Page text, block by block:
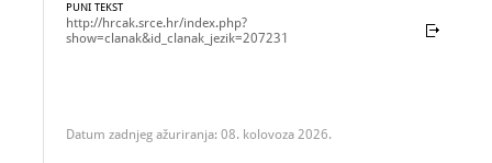
PUNI TEKST
http://hrcak.srce.hr/index.php?
show=clanak&id_clanak_jezik=207231
Datum zadnjeg ažuriranja: 08. kolovoza 2026.